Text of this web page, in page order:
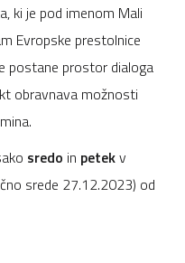
ki je pod imenom Mali
Evropske prestolnice
postane prostor dialoga
obravnava možnosti
sredo in petekv
srede 27.12.2023) od